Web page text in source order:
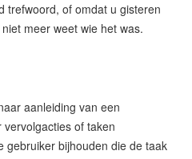
trefwoord, of omdat u gisteren
aanleiding van een
of taken
gebruiker bijhouden die de taak